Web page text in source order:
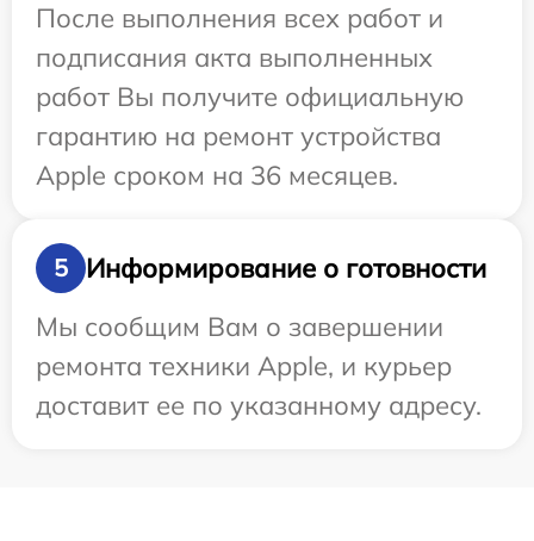
После выполнения всех работ и
подписания акта выполненных
работ Вы получите официальную
гарантию на ремонт устройства
Apple сроком на 36 месяцев.
5
Информирование о готовности
Мы сообщим Вам о завершении
ремонта техники Apple, и курьер
доставит ее по указанному адресу.